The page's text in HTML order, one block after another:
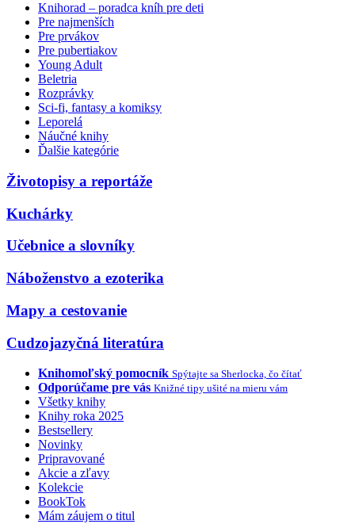
Knihorad – poradca kníh pre deti
Pre najmenších
Pre prvákov
Pre pubertiakov
Young Adult
Beletria
Rozprávky
Sci-fi, fantasy a komiksy
Leporelá
Náučné knihy
Ďalšie kategórie
Životopisy a reportáže
Kuchárky
Učebnice a slovníky
Náboženstvo a ezoterika
Mapy a cestovanie
Cudzojazyčná literatúra
Knihomoľský pomocník Spýtajte sa Sherlocka, čo čítať
Odporúčame pre vás Knižné tipy ušité na mieru vám
Všetky knihy
Knihy roka 2025
Bestsellery
Novinky
Pripravované
Akcie a zľavy
Kolekcie
BookTok
Mám záujem o titul